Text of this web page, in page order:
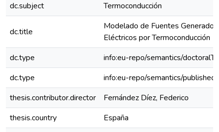
dc.subject
Termoconducción
dc.title
Modelado de Fuentes
Eléctricos por Termoconducción
dc.type
info:eu-repo/semantics/
dc.type
info:eu-repo/semantics/
thesis.contributor.director
Fernández Díez, Federico
thesis.country
España